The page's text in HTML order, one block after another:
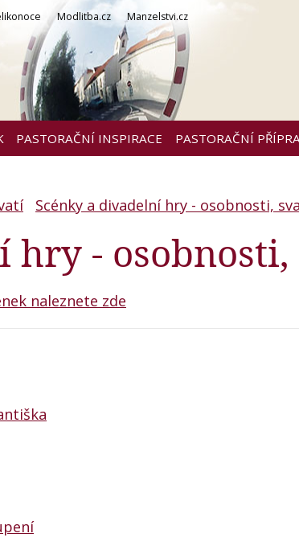
Modlitba.cz Manzelstvi.cz
PASTORAČNÍ INSPIRACE PASTORAČNÍ
Scénky a divadelní hry - osobnosti,
hry -
naleznete zde